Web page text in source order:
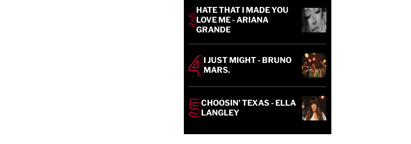
HATE THAT I MADE YOU
LOVE ME - ARIANA
GRANDE
I JUST MIGHT - BRUNO
MARS.
CHOOSIN' TEXAS - ELLA
LANGLEY